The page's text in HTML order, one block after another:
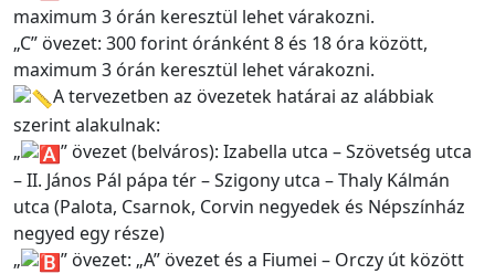
maximum 3 órán keresztül lehet várakozni.
„C” övezet: 300 forint óránként 8 és 18 óra között,
maximum 3 órán keresztül lehet várakozni.
A tervezetben az övezetek határai az alábbiak
szerint alakulnak:
„
” övezet (belváros): Izabella utca – Szövetség utca
– II. János Pál pápa tér – Szigony utca – Thaly Kálmán
utca (Palota, Csarnok, Corvin negyedek és Népszínház
negyed egy része)
„
” övezet: „A” övezet és a Fiumei – Orczy út között